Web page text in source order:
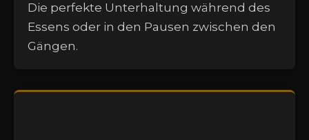
Die perfekte Unterhaltung während des
Essens oder in den Pausen zwischen den
Gängen.